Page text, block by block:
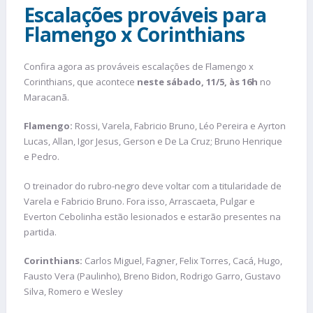
Escalações prováveis para
Flamengo x Corinthians
Confira agora as prováveis escalações de Flamengo x
Corinthians, que acontece neste sábado, 11/5, às 16h no
Maracanã.
Flamengo: Rossi, Varela, Fabricio Bruno, Léo Pereira e Ayrton
Lucas, Allan, Igor Jesus, Gerson e De La Cruz; Bruno Henrique
e Pedro.
O treinador do rubro-negro deve voltar com a titularidade de
Varela e Fabricio Bruno. Fora isso, Arrascaeta, Pulgar e
Everton Cebolinha estão lesionados e estarão presentes na
partida.
Corinthians: Carlos Miguel, Fagner, Felix Torres, Cacá, Hugo,
Fausto Vera (Paulinho), Breno Bidon, Rodrigo Garro, Gustavo
Silva, Romero e Wesley